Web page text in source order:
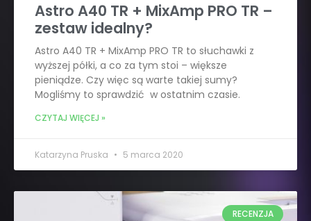
Astro A40 TR + MixAmp PRO TR –
zestaw idealny?
Astro A40 TR + MixAmp PRO TR to słuchawki z
wyższej półki, a co za tym stoi – większe
pieniądze. Czy więc są warte takiej sumy?
Mogliśmy to sprawdzić w ostatnim czasie.
CZYTAJ WIĘCEJ »
Katarzyna Pruska 5 marca 2020
RECENZJA